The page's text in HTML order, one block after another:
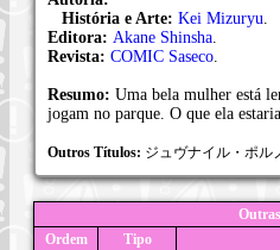
História e Arte: Kei Mizuryu
Editora: Akane Shinsha
Revista: COMIC Saseco
Resumo: Uma bela mulher está
jogam no parque. O que ela
Outros Títulos: ジュヴナイル・ポル
Ordem
Tipo